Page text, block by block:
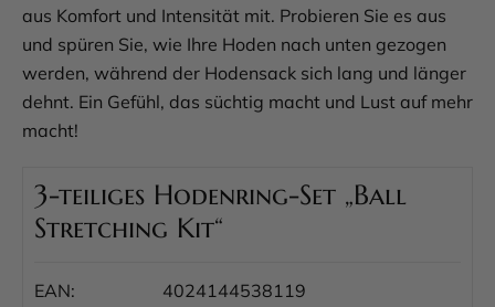
aus Komfort und Intensität mit. Probieren Sie es aus
und spüren Sie, wie Ihre Hoden nach unten gezogen
werden, während der Hodensack sich lang und länger
dehnt. Ein Gefühl, das süchtig macht und Lust auf mehr
macht!
3-teiliges Hodenring-Set „Ball
Stretching Kit“
EAN:
4024144538119